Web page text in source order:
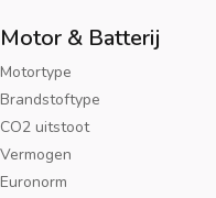
Motor & Batterij
Motortype
Brandstoftype
CO2 uitstoot
Vermogen
Euronorm